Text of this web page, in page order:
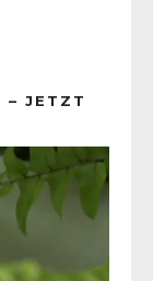
– JETZT